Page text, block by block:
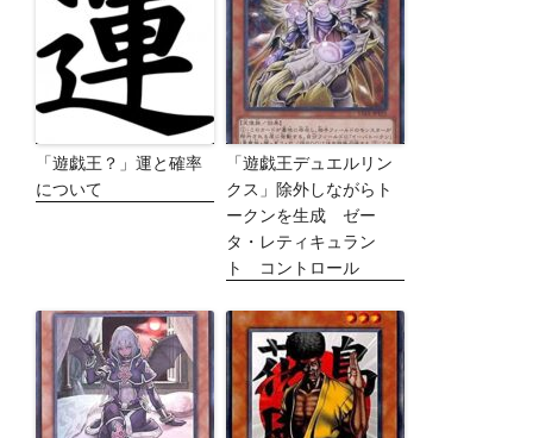
「遊戯王？」運と確率
について
「遊戯王デュエルリン
クス」除外しながらト
ークンを生成 ゼー
タ・レティキュラン
ト コントロール